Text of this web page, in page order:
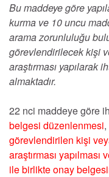
Bu maddeye göre
kurma ve 10 uncu
arama zorunluluğu
görevlendirilecek kişi
araştırması yapılarak
almaktadır.
22 nci maddeye göre
belgesi düzenlenmesi,
görevlendirilen kişi
araştırması
ile birlikte onay